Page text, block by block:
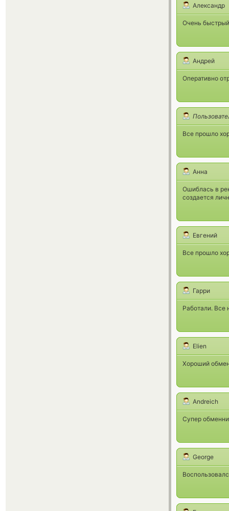
Александр
Очень
Андрей
Оперативно
Все прошло
Анна
Ошиблась в
создается
Евгений
Все прошло
Гарри
Работали. Все
Elien
Хороший
Andreich
Супер
George